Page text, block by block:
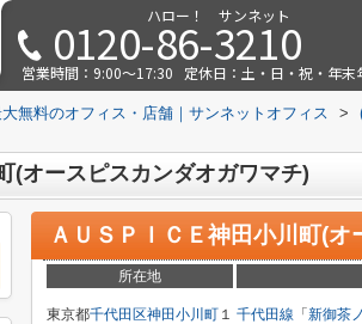
ハロー！ サンネット
0120-86-3210
営業時間：9:00～17:30 定休日：土・日・祝・年末
無料のオフィス・店舗｜サンネットオフィス >
(オースピスカンダオガワマチ)
ＡＵＳＰＩＣＥ神田小川町(
所在地
東京都千代田区神田小川町 １ 千代田線 「 新御茶